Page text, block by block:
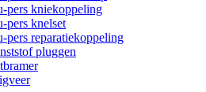
pers kniekoppeling
pers knelset
pers reparatiekoppeling
pluggen